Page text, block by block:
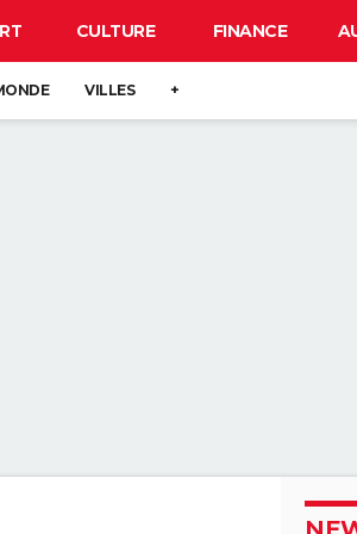
CULTURE FINANCE
VILLES +